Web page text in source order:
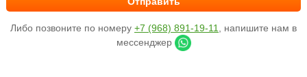
Либо позвоните по номеру +7 (968) 891-19-11
, напишите нам в
мессенджер